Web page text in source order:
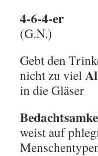
4-6-4-er
(G.N.)
Gebt den
nicht zu viel
in die Gläser
weist auf